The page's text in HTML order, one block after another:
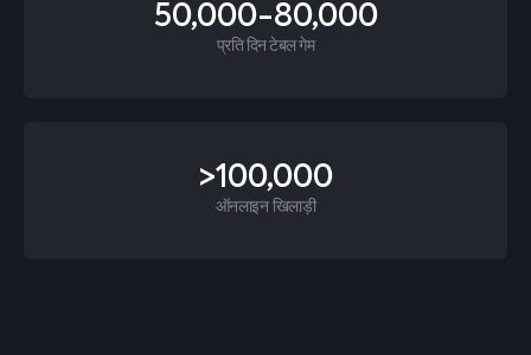
50,000-80,000
प्रति दिन टेबल गेम
>100,000
ऑनलाइन खिलाड़ी